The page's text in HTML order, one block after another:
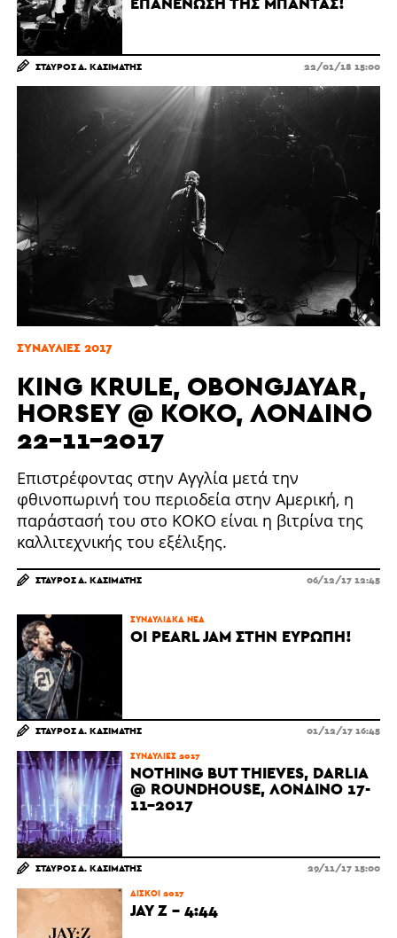
ΣΤΑΎΡΟΣ Α. ΚΑΣΙΜΆΤΗΣ 22/01/18 15:00
ΣΥΝΑΥΛΊΕΣ 2017
KING KRULE, OBONGJAYAR,
HORSEY @ KOKO, ΛΟΝΔΊΝΟ
22-11-2017
Επιστρέφοντας στην Αγγλία μετά την
φθινοπωρινή του περιοδεία στην Αμερική, η
παράστασή του στο KOKO είναι η βιτρίνα της
καλλιτεχνικής του εξέλιξης.
ΣΤΑΎΡΟΣ Α. ΚΑΣΙΜΆΤΗΣ 06/12/17 12:45
ΣΥΝΑΥΛΙΑΚΆ ΝΈΑ
ΟΙ PEARL JAM ΣΤΗΝ ΕΥΡΏΠΗ!
ΣΤΑΎΡΟΣ Α. ΚΑΣΙΜΆΤΗΣ 01/12/17 16:45
ΣΥΝΑΥΛΊΕΣ 2017
NOTHING BUT THIEVES, DARLIA
@ ROUNDHOUSE, ΛΟΝΔΊΝΟ 17-
11-2017
ΣΤΑΎΡΟΣ Α. ΚΑΣΙΜΆΤΗΣ 29/11/17 15:00
ΔΊΣΚΟΙ 2017
JAY Z – 4:44